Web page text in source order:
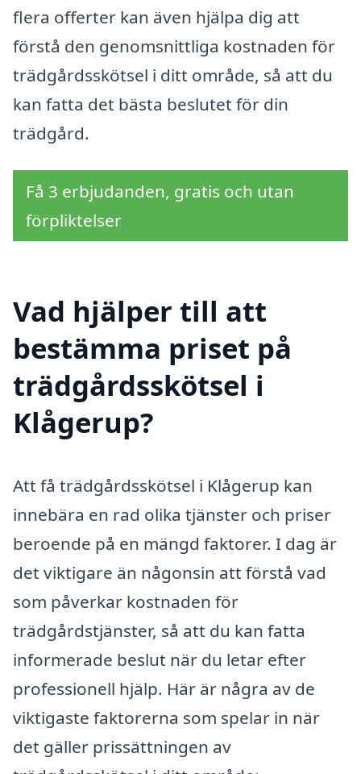
flera offerter kan även hjälpa dig att
förstå den genomsnittliga kostnaden för
trädgårdsskötsel i ditt område, så att du
kan fatta det bästa beslutet för din
trädgård.
Få 3 erbjudanden, gratis och utan
förpliktelser
Vad hjälper till att
bestämma priset på
trädgårdsskötsel i
Klågerup?
Att få trädgårdsskötsel i Klågerup kan
innebära en rad olika tjänster och priser
beroende på en mängd faktorer. I dag är
det viktigare än någonsin att förstå vad
som påverkar kostnaden för
trädgårdstjänster, så att du kan fatta
informerade beslut när du letar efter
professionell hjälp. Här är några av de
viktigaste faktorerna som spelar in när
det gäller prissättningen av